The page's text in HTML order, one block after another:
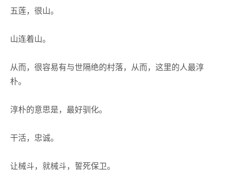
五莲，很山。
山连着山。
从而，很容易有与世隔绝的村落，从而，这里的人最淳
朴。
淳朴的意思是，最好驯化。
干活，忠诚。
让械斗，就械斗，誓死保卫。